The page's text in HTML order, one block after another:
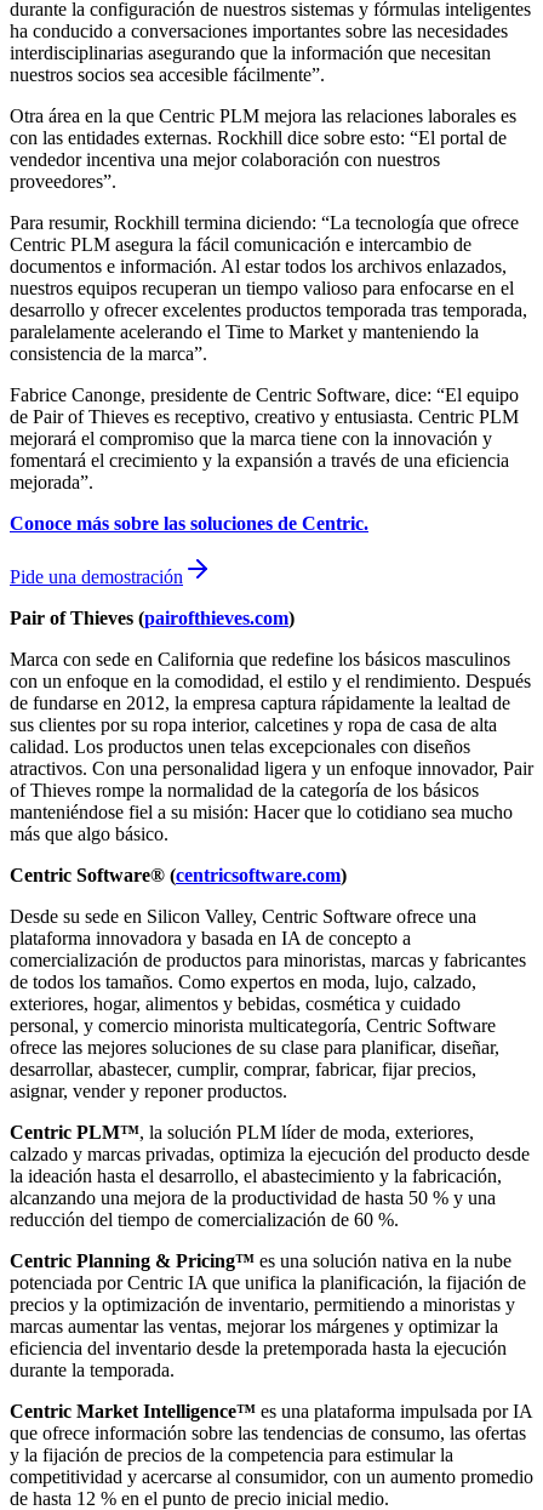
durante la configuración de nuestros sistemas y fórmulas inteligentes
ha conducido a conversaciones importantes sobre las necesidades
interdisciplinarias asegurando que la información que necesitan
nuestros socios sea accesible fácilmente”.
Otra área en la que Centric PLM mejora las relaciones laborales es
con las entidades externas. Rockhill dice sobre esto: “El portal de
vendedor incentiva una mejor colaboración con nuestros
proveedores”.
Para resumir, Rockhill termina diciendo: “La tecnología que ofrece
Centric PLM asegura la fácil comunicación e intercambio de
documentos e información. Al estar todos los archivos enlazados,
nuestros equipos recuperan un tiempo valioso para enfocarse en el
desarrollo y ofrecer excelentes productos temporada tras temporada,
paralelamente acelerando el Time to Market y manteniendo la
consistencia de la marca”.
Fabrice Canonge, presidente de Centric Software, dice: “El equipo
de Pair of Thieves es receptivo, creativo y entusiasta. Centric PLM
mejorará el compromiso que la marca tiene con la innovación y
fomentará el crecimiento y la expansión a través de una eficiencia
mejorada”.
Conoce más sobre las soluciones de Centric.
Pide una demostración
Pair of Thieves (pairofthieves.com)
Marca con sede en California que redefine los básicos masculinos
con un enfoque en la comodidad, el estilo y el rendimiento. Después
de fundarse en 2012, la empresa captura rápidamente la lealtad de
sus clientes por su ropa interior, calcetines y ropa de casa de alta
calidad. Los productos unen telas excepcionales con diseños
atractivos. Con una personalidad ligera y un enfoque innovador, Pair
of Thieves rompe la normalidad de la categoría de los básicos
manteniéndose fiel a su misión: Hacer que lo cotidiano sea mucho
más que algo básico.
Centric Software® (centricsoftware.com)
Desde su sede en Silicon Valley, Centric Software ofrece una
plataforma innovadora y basada en IA de concepto a
comercialización de productos para minoristas, marcas y fabricantes
de todos los tamaños. Como expertos en moda, lujo, calzado,
exteriores, hogar, alimentos y bebidas, cosmética y cuidado
personal, y comercio minorista multicategoría, Centric Software
ofrece las mejores soluciones de su clase para planificar, diseñar,
desarrollar, abastecer, cumplir, comprar, fabricar, fijar precios,
asignar, vender y reponer productos.
Centric PLM™, la solución PLM líder de moda, exteriores,
calzado y marcas privadas, optimiza la ejecución del producto desde
la ideación hasta el desarrollo, el abastecimiento y la fabricación,
alcanzando una mejora de la productividad de hasta 50 % y una
reducción del tiempo de comercialización de 60 %.
Centric Planning & Pricing™ es una solución nativa en la nube
potenciada por Centric IA que unifica la planificación, la fijación de
precios y la optimización de inventario, permitiendo a minoristas y
marcas aumentar las ventas, mejorar los márgenes y optimizar la
eficiencia del inventario desde la pretemporada hasta la ejecución
durante la temporada.
Centric Market Intelligence™ es una plataforma impulsada por IA
que ofrece información sobre las tendencias de consumo, las ofertas
y la fijación de precios de la competencia para estimular la
competitividad y acercarse al consumidor, con un aumento promedio
de hasta 12 % en el punto de precio inicial medio.